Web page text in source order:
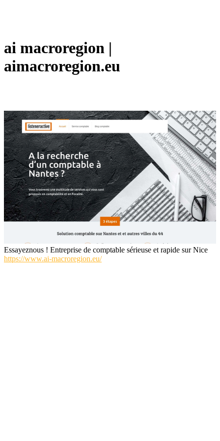
ai macroregion |
aimacroregion.eu
Essayeznous ! Entreprise de comptable sérieuse et rapide sur Nice
https://www.ai-macroregion.eu/